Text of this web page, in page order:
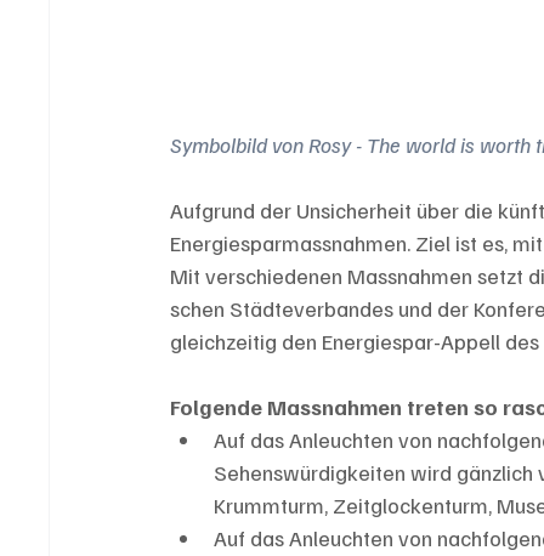
Symbolbild von Rosy - The world is worth
Aufgrund der Unsicherheit über die
Energiesparmassnahmen. Ziel ist es,
Mit verschiedenen Massnahmen setzt
schen Städteverbandes und der
gleichzeitig den Energiespar-Appell des
Folgende Massnahmen treten so
Auf das Anleuchten von
Sehenswürdigkeiten wird gänzlich
Krummturm, Zeitglockenturm,
Auf das Anleuchten von